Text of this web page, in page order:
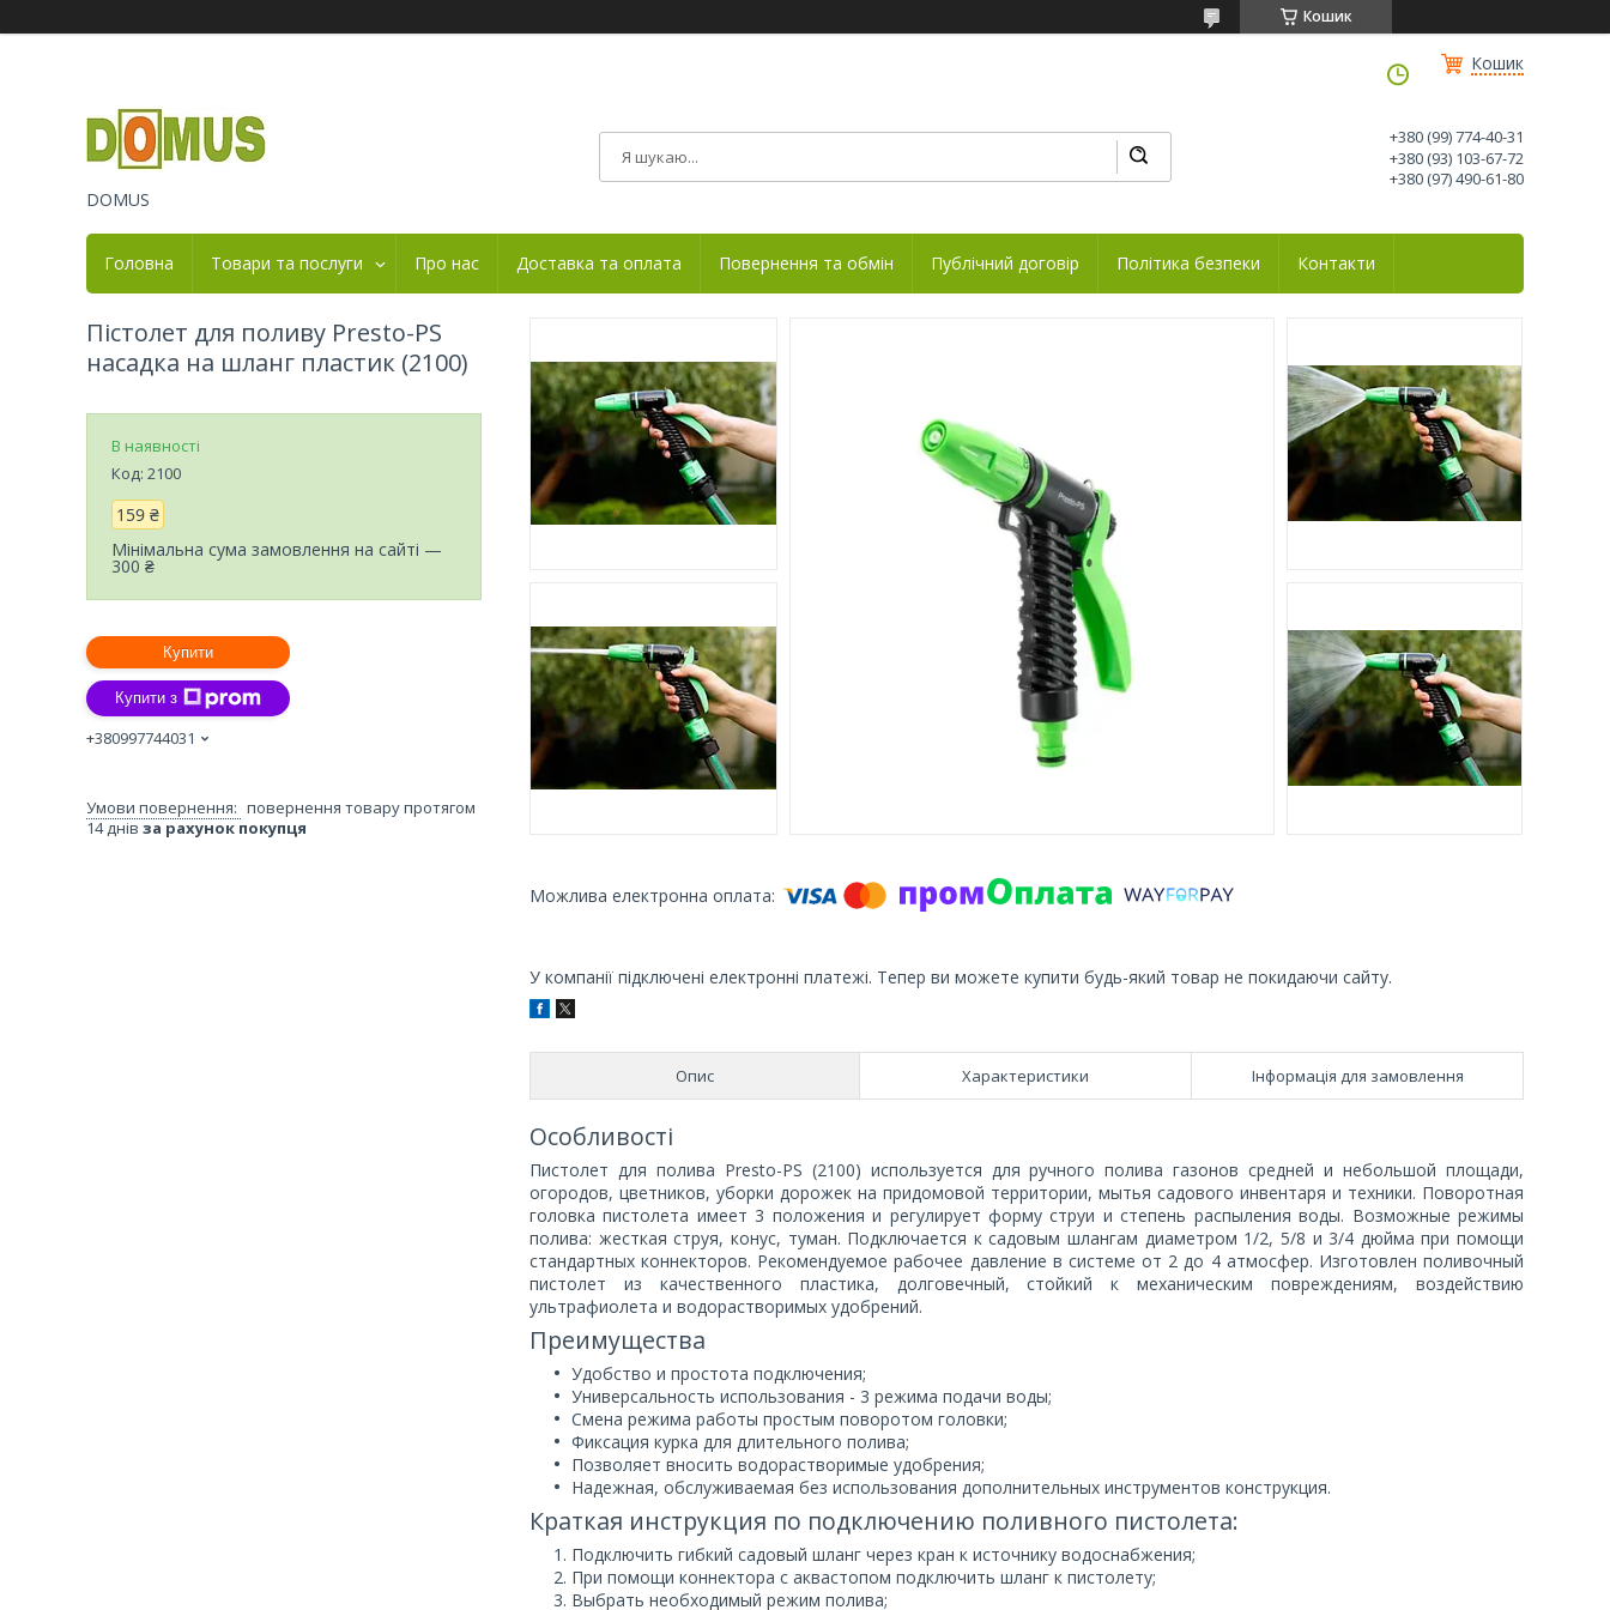
Кошик
Кошик
DOMUS
+380 (99) 774-40-31
+380 (93) 103-67-72
+380 (97) 490-61-80
Головна Товари та послуги Про нас Доставка та оплата Повернення та обмін Публічний договір Політика безпеки Контакти
У компанії підключені електронні платежі. Тепер ви можете купити будь-який товар не покидаючи сайту.
Опис Характеристики Інформація для замовлення
Особливості
Пистолет для полива Presto-PS (2100) используется для ручного полива газонов средней и небольшой площади,
огородов, цветников, уборки дорожек на придомовой территории, мытья садового инвентаря и техники. Поворотная
головка пистолета имеет 3 положения и регулирует форму струи и степень распыления воды. Возможные режимы
полива: жесткая струя, конус, туман. Подключается к садовым шлангам диаметром 1/2, 5/8 и 3/4 дюйма при помощи
стандартных коннекторов. Рекомендуемое рабочее давление в системе от 2 до 4 атмосфер. Изготовлен поливочный
пистолет из качественного пластика, долговечный, стойкий к механическим повреждениям, воздействию
ультрафиолета и водорастворимых удобрений.
Преимущества
Удобство и простота подключения;
Универсальность использования - 3 режима подачи воды;
Смена режима работы простым поворотом головки;
Фиксация курка для длительного полива;
Позволяет вносить водорастворимые удобрения;
Надежная, обслуживаемая без использования дополнительных инструментов конструкция.
Краткая инструкция по подключению поливного пистолета:
Подключить гибкий садовый шланг через кран к источнику водоснабжения;
При помощи коннектора с аквастопом подключить шланг к пистолету;
Выбрать необходимый режим полива;
Пістолет для поливу Presto-PS
насадка на шланг пластик (2100)
В наявності
Код: 2100
159 ₴
Мінімальна сума замовлення на сайті —
300 ₴
Купити
Купити з
+380997744031
повернення товару протягом
14 днів за рахунок покупця